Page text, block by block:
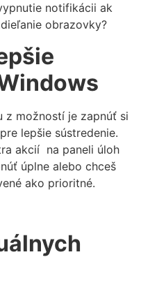
notifikácii ak
obrazovky?
z možností je zapnúť si
lepšie sústredenie.
akcií na paneli úloh
úplne alebo chceš
ako prioritné.